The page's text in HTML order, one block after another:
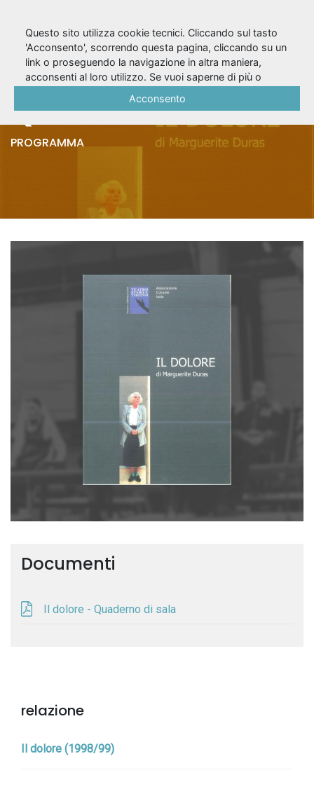
Il dolore (1998/99) -
Quaderno di sala
PROGRAMMA
Documenti
Il dolore - Quaderno di sala
relazione
Il dolore (1998/99)
Questo sito utilizza cookie tecnici. Cliccando sul tasto
'Acconsento', scorrendo questa pagina, cliccando su un
link o proseguendo la navigazione in altra maniera,
acconsenti al loro utilizzo. Se vuoi saperne di più o
Acconsento